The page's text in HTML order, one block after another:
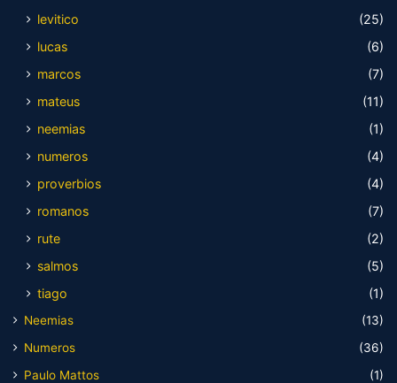
levitico
(25)
lucas
(6)
marcos
(7)
mateus
(11)
neemias
(1)
numeros
(4)
proverbios
(4)
romanos
(7)
rute
(2)
salmos
(5)
tiago
(1)
Neemias
(13)
Numeros
(36)
Paulo Mattos
(1)